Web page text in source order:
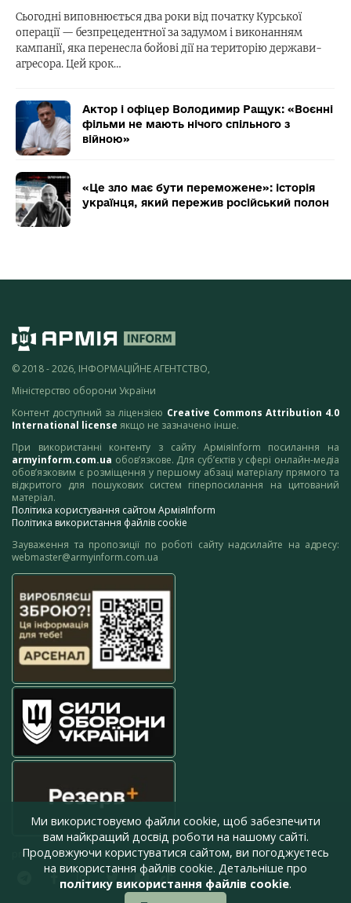
Сьогодні виповнюється два роки від початку Курської
операції — безпрецедентної за задумом і виконанням
кампанії, яка перенесла бойові дії на територію держави-
агресора. Цей крок…
Актор і офіцер Володимир Ращук: «Воєнні
фільми не мають нічого спільного з
війною»
«Це зло має бути переможене»: історія
українця, який пережив російський полон
© 2018 - 2026, ІНФОРМАЦІЙНЕ АГЕНТСТВО,
Міністерство оборони України
Контент доступний за ліцензією Creative Commons Attribution 4.0
International license якщо не зазначено інше.
При використанні контенту з сайту АрміяInform посилання на
armyinform.com.ua обов’язкове. Для суб’єктів у сфері онлайн-медіа
обов’язковим є розміщення у першому абзаці матеріалу прямого та
відкритого для пошукових систем гіперпосилання на цитований
матеріал.
Політика користування сайтом АрміяInform
Політика використання файлів cookie
Зауваження та пропозиції по роботі сайту надсилайте на адресу:
webmaster@armyinform.com.ua
press@armyinform.com.ua
Ми використовуємо файли cookie, щоб забезпечити
вам найкращий досвід роботи на нашому сайті.
Продовжуючи користуватися сайтом, ви погоджуєтесь
на використання файлів cookie. Детальніше про
політику використання файлів cookie.